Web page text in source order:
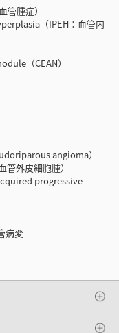
腫症）
（IPEH：血管内
（CEAN）
angioma）
外皮細胞腫）
progressive
病変